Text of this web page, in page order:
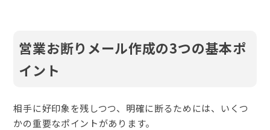
営業お断りメール作成の3つの基本ポ
イント
相手に好印象を残しつつ、明確に断るためには、いくつ
かの重要なポイントがあります。